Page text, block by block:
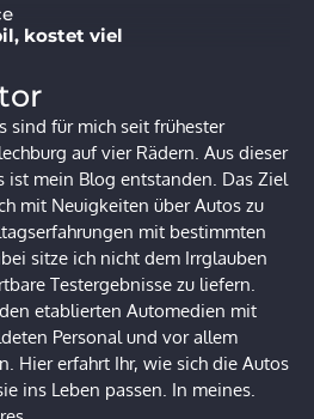
kostet viel
sind für mich seit frühester
auf vier Rädern. Aus dieser
ist mein Blog entstanden. Das Ziel
mit Neuigkeiten über Autos zu
mit bestimmten
sitze ich nicht dem Irrglauben
Testergebnisse zu liefern.
etablierten Automedien mit
Personal und vor allem
Hier erfahrt Ihr, wie sich die Autos
ins Leben passen. In meines.